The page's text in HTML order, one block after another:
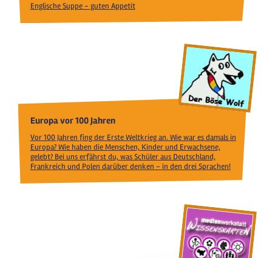
Englische Suppe - guten Appetit
Europa vor 100 Jahren
Vor 100 Jahren fing der Erste Weltkrieg an. Wie war es damals in
Europa? Wie haben die Menschen, Kinder und Erwachsene,
gelebt? Bei uns erfährst du, was Schüler aus Deutschland,
Frankreich und Polen darüber denken - in den drei Sprachen!